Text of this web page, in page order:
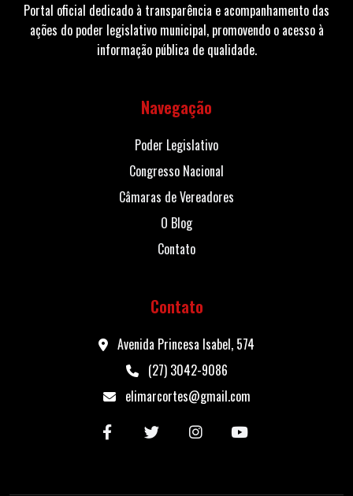
Portal oficial dedicado à transparência e acompanhamento das
ações do poder legislativo municipal, promovendo o acesso à
informação pública de qualidade.
Navegação
Poder Legislativo
Congresso Nacional
Câmaras de Vereadores
O Blog
Contato
Contato
Avenida Princesa Isabel, 574
(27) 3042-9086
elimarcortes@gmail.com